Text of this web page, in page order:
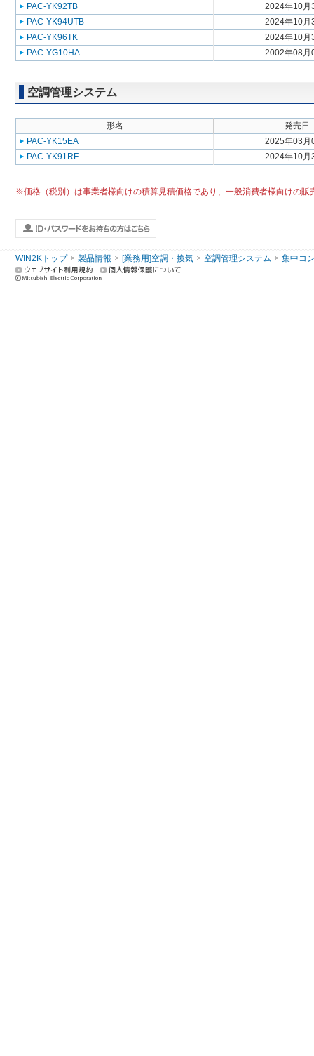
PAC-YK92TB
2024年10月
PAC-YK94UTB
2024年10月
PAC-YK96TK
2024年10月
PAC-YG10HA
2002年08月
空調管理システム
形名
発売日
PAC-YK15EA
2025年03月
PAC-YK91RF
2024年10月
※価格（税別）は事業者様向けの積算見積価格であり、一般消費者様向けの販
WIN2Kトップ 製品情報 [業務用]空調・換気 空調管理システム 集中コ